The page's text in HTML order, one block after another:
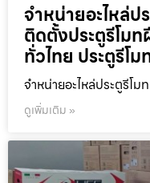
จำหน่ายอะไหล่ป
ติดตั้งประตูรีโม
ทั่วไทย ประตูรีโ
จำหน่ายอะไหล่ประตูรีโ
ดูเพิ่มเติม »